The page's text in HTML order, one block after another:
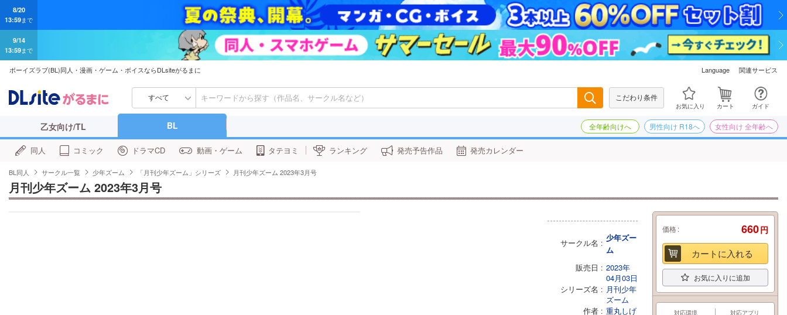
8/20
13:59まで
9/14
13:59まで
ボーイズラブ(BL)同人・漫画・ゲーム・ボイスならDLsiteがるまに Language 関連サービス
すべて こだわり条件
お気に入り カート ガイド
乙女向け/TL BL 全年齢向けへ 男性向け R18へ 女性向け 全年齢へ
同人 コミック ドラマCD 動画・ゲーム タテヨミ ランキング 発売予告作品 発売カレンダー
BL同人 サークル一覧 少年ズーム 「月刊少年ズーム」シリーズ 月刊少年ズーム 2023年3月号
月刊少年ズーム 2023年3月号
サークル名
少年ズー
ム
販売日
2023年
04月03日
シリーズ名
月刊少年
ズーム
作者
重丸しげ
価格 660円
カートに入れる
お気に入りに追加
対応環境 対応アプリ